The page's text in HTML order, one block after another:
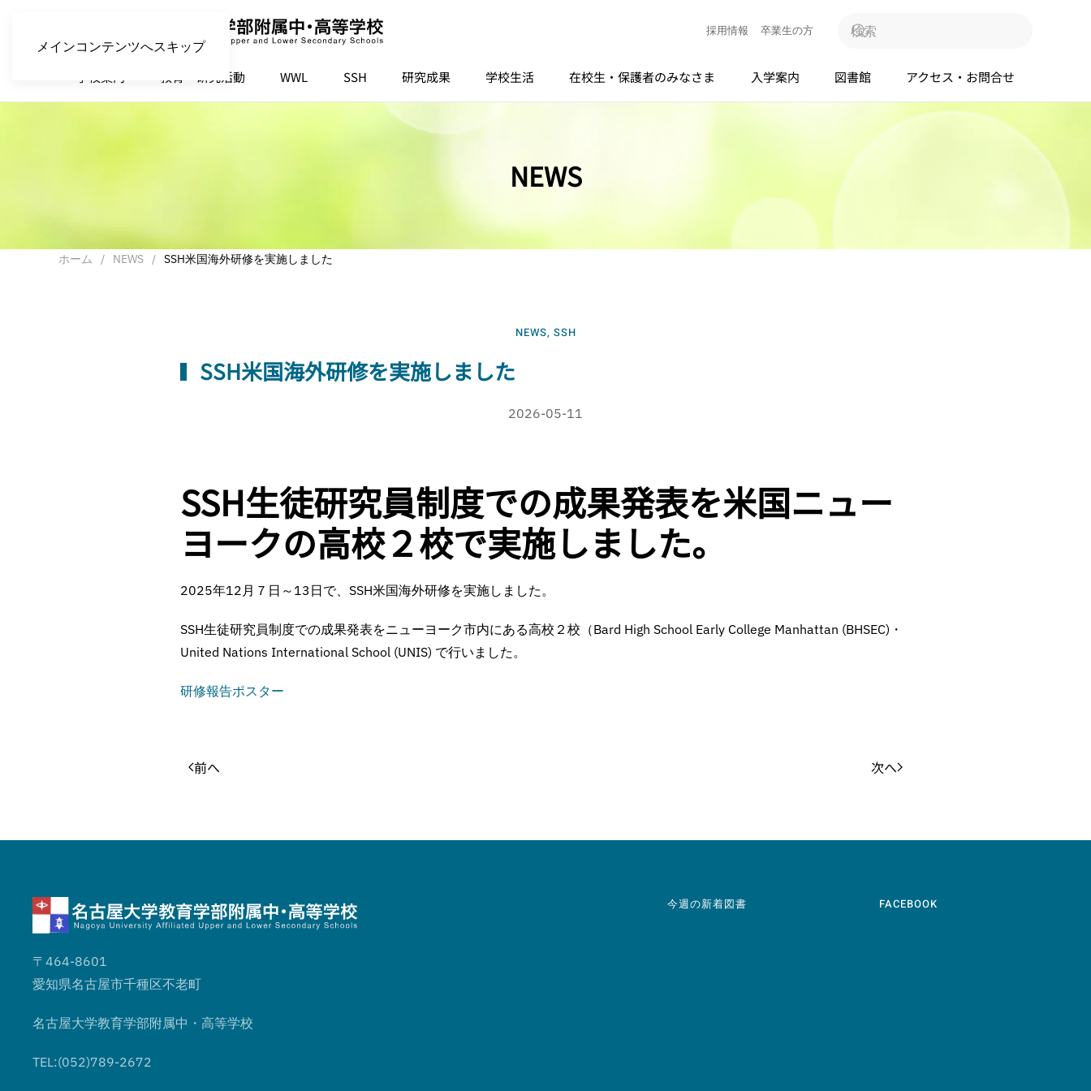
メインコンテンツへスキップ
採用情報 卒業生の方
学校案内 教育・研究活動 WWL SSH 研究成果 学校生活 在校生・保護者のみなさま 入学案内 図書館 アクセス・お問合せ
NEWS
ホーム NEWS SSH米国海外研修を実施しました
NEWS, SSH
SSH米国海外研修を実施しました
2026-05-11
SSH生徒研究員制度での成果発表を米国ニュー
ヨークの高校２校で実施しました。
2025年12月７日～13日で、SSH米国海外研修を実施しました。
SSH生徒研究員制度での成果発表をニューヨーク市内にある高校２校（Bard High School Early College Manhattan (BHSEC)・
United Nations International School (UNIS) で行いました。
研修報告ポスター
前へ 次へ
〒464-8601
愛知県名古屋市千種区不老町
名古屋大学教育学部附属中・高等学校
TEL:(052)789-2672
今週の新着図書 FACEBOOK